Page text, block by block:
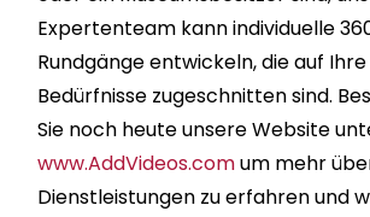
Expertenteam kann individuelle
Rundgänge entwickeln, die auf Ihre
Bedürfnisse zugeschnitten sind.
Sie noch heute unsere Website
www.AddVideos.comum mehr
Dienstleistungen zu erfahren und